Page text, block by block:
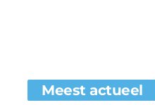
Meest actueel